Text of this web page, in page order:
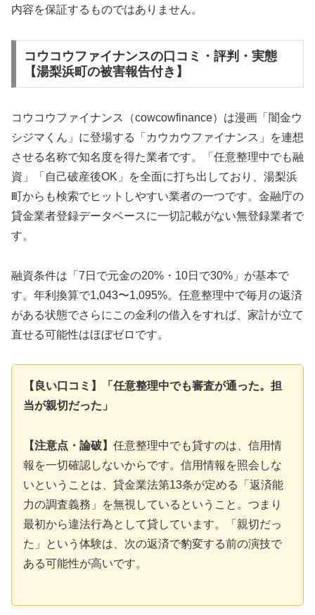
内容を保証するものではありません。
コウコウファイナンスの口コミ・評判・実態
【湯梨浜町の被害報告付き】
コウコウファイナンス（cowcowfinance）は漫画「闇金ウ
シジマくん」に登場する「カウカウファイナンス」を連想
させる名称で知名度を得た業者です。「任意整理中でも融
資」「自己破産後OK」を全面に打ち出しており、湯梨浜
町からも検索でヒットしやすい業者の一つです。金融庁の
貸金業者登録データベースに一切記載がない無登録業者で
す。
融資条件は「7日で元金の20%・10日で30%」が基本で
す。年利換算で1,043〜1,095%。任意整理中で毎月の返済
がある状態でさらにこの金利の借入をすれば、家計が立て
直せる可能性はほぼゼロです。
【良い口コミ】「任意整理中でも審査が通った。担
当が親切だった」
【注意点・論破】 任意整理中でも貸すのは、信用情
報を一切確認しないからです。信用情報を照会しな
いということは、貸金業法第13条が定める「返済能
力の調査義務」を無視しているということ。つまり
最初から違法行為として貸しています。「親切だっ
た」という体験は、次の返済で豹変する前の演技で
ある可能性が高いです。